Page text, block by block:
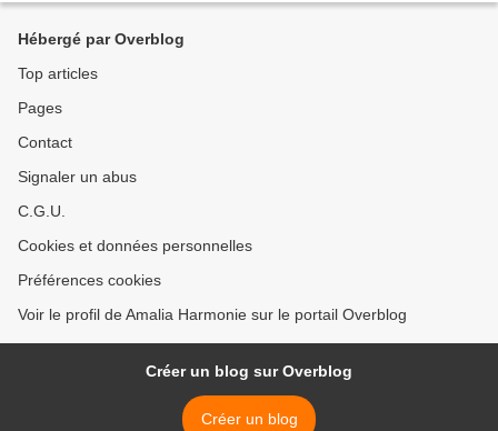
Hébergé par Overblog
Top articles
Pages
Contact
Signaler un abus
C.G.U.
Cookies et données personnelles
Préférences cookies
Voir le profil de Amalia Harmonie sur le portail Overblog
Créer un blog sur Overblog
Créer un blog